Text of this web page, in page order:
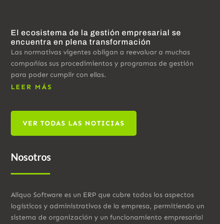
El ecosistema de la gestión empresarial se
encuentra en plena transformación
Las normativas vigentes obligan a reevaluar a muchas
compañías sus procedimientos y programas de gestión
para poder cumplir con ellas.
LEER MÁS
VER TODAS LAS NOTICIAS
Nosotros
Aliquo Software es un ERP que cubre todos los aspectos
logísticos y administrativos de la empresa, permitiendo un
sistema de organización y un funcionamiento empresarial